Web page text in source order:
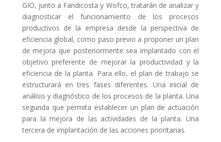
GIO, junto a Fandicosta y Wofco, tratarán de analizar y
diagnosticar el funcionamiento de los procesos
productivos de la empresa desde la perspectiva de
eficiencia global, como paso previo a proponer un plan
de mejora que posteriormente sea implantado con el
objetivo preferente de mejorar la productividad y la
eficiencia de la planta. Para ello, el plan de trabajo se
estructurará en tres fases diferentes. Una inicial de
análisis y diagnóstico de los procesos de la planta. Una
segunda que permita establecer un plan de actuación
para la mejora de las actividades de la planta. Una
tercera de implantación de las acciones prioritarias.